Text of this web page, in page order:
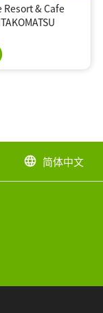
Resort & Cafe
language 简体中文